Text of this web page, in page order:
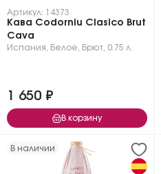
Артикул: 14373
Кава Codorniu Clasico Brut
Cava
Испания Белое Брют 0.75 л.
1 650 ₽
В корзину
В наличии